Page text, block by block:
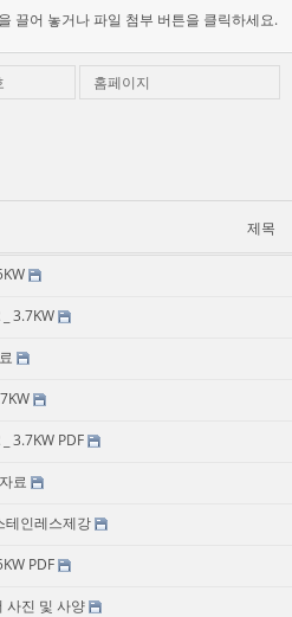
끌어 놓거나 파일 첨부 버튼을 클릭하세요.
홈페이지
제목
3.7KW
3.7KW PDF
료
테인레스제강
PDF
사진 및 사양